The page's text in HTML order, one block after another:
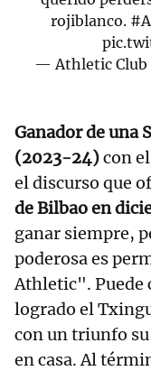
rojiblanco.
— Athletic Club
Ganador de una
(2023-24)con
el discurso que
de Bilbao en
ganar siempre,
poderosa es
Athletic". Puede
logrado el
con un triunfo
en casa. Al